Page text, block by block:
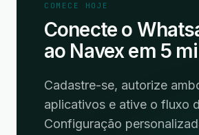
COMECE HOJE
Conecte o
ao Navex em 5
Cadastre-se, autorize
aplicativos e ative o fluxo
Configuração